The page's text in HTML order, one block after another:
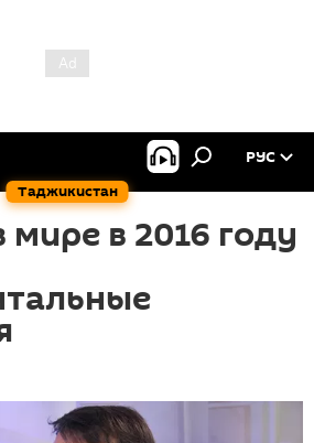
Таджикистан
РУС
мире в 2016 году